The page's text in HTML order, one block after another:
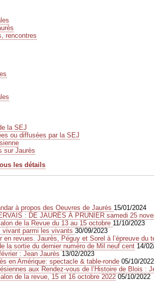
rencontres
la SEJ
ou diffusées par la SEJ
sur Jaurès
les détails
à propos des Oeuvres de Jaurès 15/01/2024
: DE JAURÈS À PRUNIER samedi 25
de la Revue du 13 au 15 octobre 11/10/2023
vivant parmi les vivants 30/09/2023
en revues. Jaurès, Péguy et Sorel à l’épreuve du
la sortie du dernier numéro de Mil neuf cent 14/
: Jean Jaurès 13/02/2023
en Amérique: spectacle & table-ronde 05/10/2022
aux Rendez-vous de l’Histoire de Blois :
de la revue, 15 et 16 octobre 2022 05/10/2022